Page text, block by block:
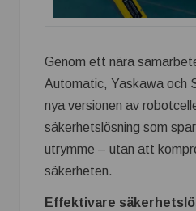
Genom ett nära
Automatic, Yaskawa och
nya versionen av
säkerhetslösning som
utrymme – utan att
säkerheten.
Effektivare